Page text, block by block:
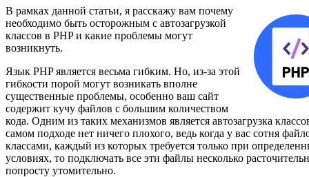
В рамках данной статьи, я расскажу вам почему
необходимо быть осторожным с автозагрузкой
классов в PHP и какие проблемы могут
возникнуть.
Язык PHP является весьма гибким. Но, из-за этой
гибкости порой могут возникать вполне
существенные проблемы, особенно ваш сайт
содержит кучу файлов с большим количеством
кода. Одним из таких механизмов является автозагрузка
самом подходе нет ничего плохого, ведь когда у вас сотня
классами, каждый из которых требуется только при
условиях, то подключать все эти файлы несколько
попросту утомительно.